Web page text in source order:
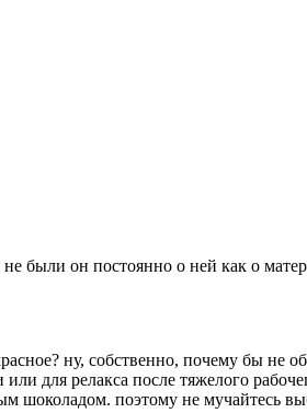
он постоянно о ней как о
ну, собственно, почему бы не
для релакса после тяжелого
шоколадом. поэтому не мучайтесь